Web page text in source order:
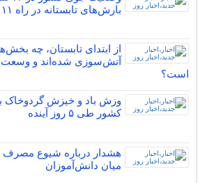
بارش‌های تابستانه در راه ۱۱ استان
از ابتدای تابستان، چه
آتش‌سوزی شده‌اند و وسعت
است؟
وزش باد و خیزش گردوخاک
کشور طی ۵ روز آینده
هشدار درباره شیوع مصرف
میان دانش‌آموزان